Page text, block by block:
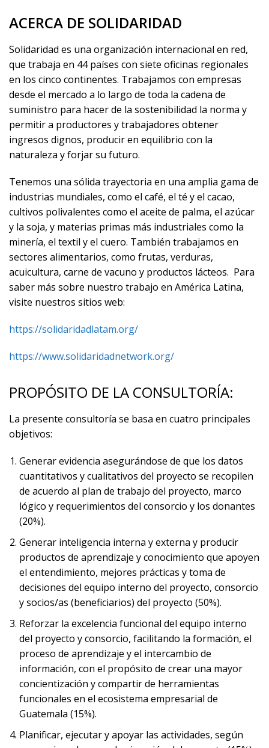
ACERCA DE SOLIDARIDAD
Solidaridad es una organización internacional en red,
que trabaja en 44 países con siete oficinas regionales
en los cinco continentes. Trabajamos con empresas
desde el mercado a lo largo de toda la cadena de
suministro para hacer de la sostenibilidad la norma y
permitir a productores y trabajadores obtener
ingresos dignos, producir en equilibrio con la
naturaleza y forjar su futuro.
Tenemos una sólida trayectoria en una amplia gama de
industrias mundiales, como el café, el té y el cacao,
cultivos polivalentes como el aceite de palma, el azúcar
y la soja, y materias primas más industriales como la
minería, el textil y el cuero. También trabajamos en
sectores alimentarios, como frutas, verduras,
acuicultura, carne de vacuno y productos lácteos. Para
saber más sobre nuestro trabajo en América Latina,
visite nuestros sitios web:
https://solidaridadlatam.org/
https://www.solidaridadnetwork.org/
PROPÓSITO DE LA CONSULTORÍA:
La presente consultoría se basa en cuatro principales
objetivos:
Generar evidencia asegurándose de que los datos
cuantitativos y cualitativos del proyecto se recopilen
de acuerdo al plan de trabajo del proyecto, marco
lógico y requerimientos del consorcio y los donantes
(20%).
Generar inteligencia interna y externa y producir
productos de aprendizaje y conocimiento que apoyen
el entendimiento, mejores prácticas y toma de
decisiones del equipo interno del proyecto, consorcio
y socios/as (beneficiarios) del proyecto (50%).
Reforzar la excelencia funcional del equipo interno
del proyecto y consorcio, facilitando la formación, el
proceso de aprendizaje y el intercambio de
información, con el propósito de crear una mayor
concientización y compartir de herramientas
funcionales en el ecosistema empresarial de
Guatemala (15%).
Planificar, ejecutar y apoyar las actividades, según